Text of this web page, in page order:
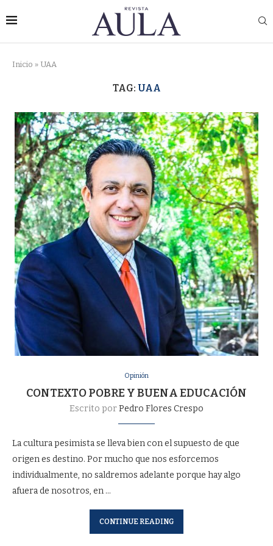
Inicio » UAA
TAG: UAA
Opinión
CONTEXTO POBRE Y BUENA EDUCACIÓN
Escrito porPedro Flores Crespo
La cultura pesimista se lleva bien con el supuesto de que
origen es destino. Por mucho que nos esforcemos
individualmente, no saldremos adelante porque hay algo
afuera de nosotros, en …
CONTINUE READING